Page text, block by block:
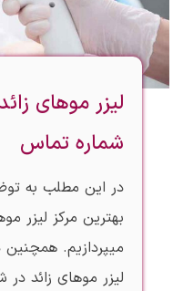
لیزر موهای
شماره تماس
در این مطلب به
بهترین مرکز لیزر
میپردازیم.
لیزر موهای زائد در